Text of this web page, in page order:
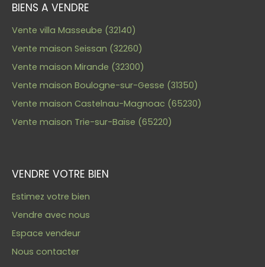
BIENS A VENDRE
Vente villa Masseube (32140)
Vente maison Seissan (32260)
Vente maison Mirande (32300)
Vente maison Boulogne-sur-Gesse (31350)
Vente maison Castelnau-Magnoac (65230)
Vente maison Trie-sur-Baïse (65220)
VENDRE VOTRE BIEN
Estimez votre bien
Vendre avec nous
Espace vendeur
Nous contacter